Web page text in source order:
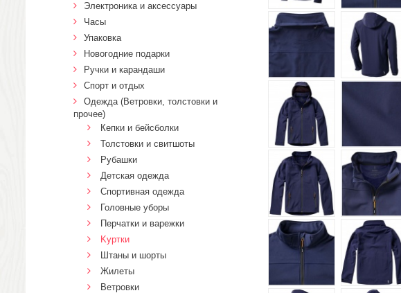
Электроника и аксессуары
Часы
Упаковка
Новогодние подарки
Ручки и карандаши
Спорт и отдых
Одежда (Ветровки, толстовки и
прочее)
Кепки и бейсболки
Толстовки и свитшоты
Рубашки
Детская одежда
Спортивная одежда
Головные уборы
Перчатки и варежки
Kуртки
Штаны и шорты
Жилеты
Ветровки